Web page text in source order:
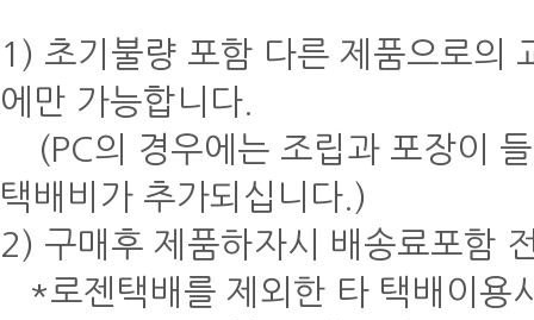
1) 초기불량 포함 다른 제품으로의
에만 가능합니다.
(PC의 경우에는 조립과 포장이
택배비가 추가되십니다.)
2) 구매후 제품하자시 배송료포함
*로젠택배를 제외한 타 택배이용